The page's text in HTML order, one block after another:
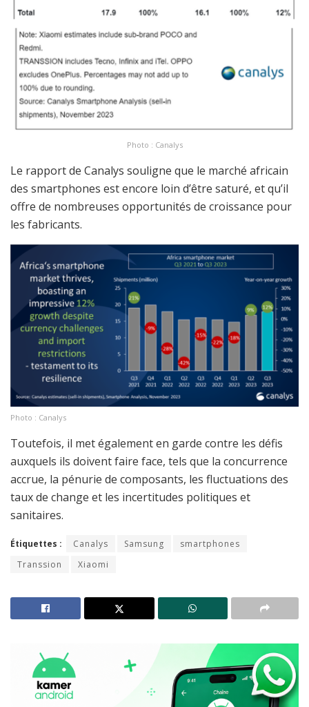
Photo : Canalys
Le rapport de Canalys souligne que le marché africain
des smartphones est encore loin d’être saturé, et qu’il
offre de nombreuses opportunités de croissance pour
les fabricants.
Photo : Canalys
Toutefois, il met également en garde contre les défis
auxquels ils doivent faire face, tels que la concurrence
accrue, la pénurie de composants, les fluctuations des
taux de change et les incertitudes politiques et
sanitaires.
Étiquettes : Canalys Samsung
smartphones
Transsion
Xiaomi